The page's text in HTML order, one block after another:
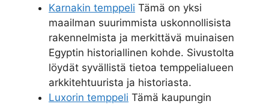
Karnakin temppeli Tämä on yksi
maailman suurimmista uskonnollisista
rakennelmista ja merkittävä muinaisen
Egyptin historiallinen kohde. Sivustolta
löydät syvällistä tietoa temppelialueen
arkkitehtuurista ja historiasta.
Luxorin temppeli Tämä kaupungin